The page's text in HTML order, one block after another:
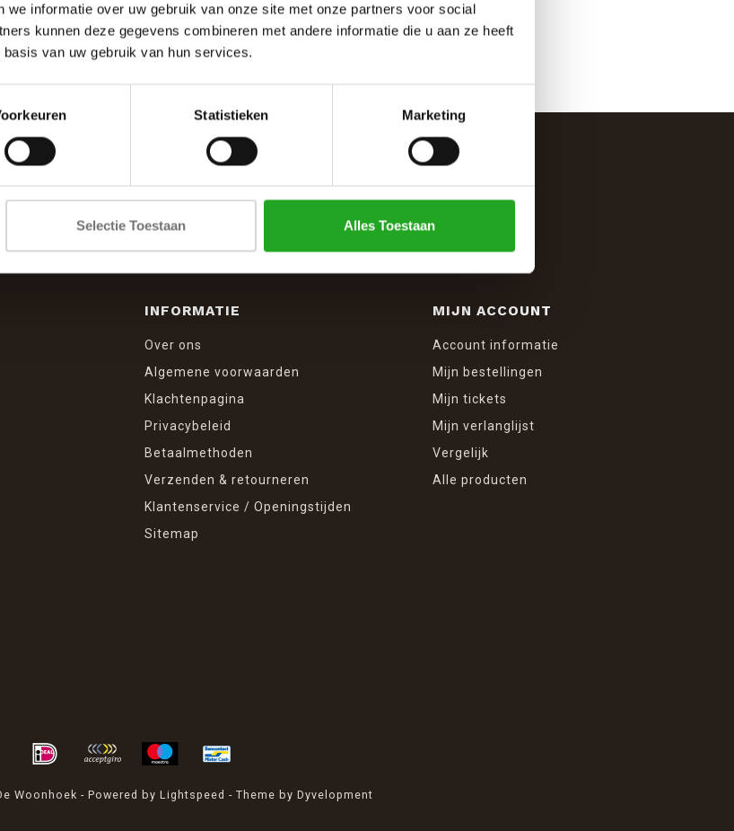
we informatie over uw gebruik van onze site met onze partners voor social
kunnen deze gegevens combineren met andere informatie die u aan ze heeft
van uw gebruik van hun services.
Statistieken Marketing
Selectie Toestaan Alles Toestaan
And stay up to date with our latest offers
INFORMATIE
Over ons
Algemene voorwaarden
Klachtenpagina
Privacybeleid
Betaalmethoden
Verzenden & retourneren
Klantenservice / Openingstijden
Sitemap
MIJN ACCOUNT
Account informatie
Mijn bestellingen
Mijn tickets
Mijn verlanglijst
Vergelijk
Alle producten
Woonhoek - Powered by Lightspeed - Theme by Dyvelopment